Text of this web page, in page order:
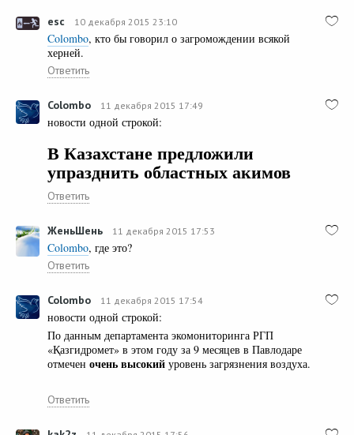
esc 10 декабря 2015 23:10
Colombo, кто бы говорил о загромождении всякой
херней.
Ответить
Colombo 11 декабря 2015 17:49
новости одной строкой:
В Казахстане предложили
упразднить областных акимов
Ответить
ЖеньШень 11 декабря 2015 17:53
Colombo, где это?
Ответить
Colombo 11 декабря 2015 17:54
новости одной строкой:
По данным департамента экомониторинга РГП
«Қазгидромет» в этом году за 9 месяцев в Павлодаре
отмечен очень высокий уровень загрязнения воздуха.
Ответить